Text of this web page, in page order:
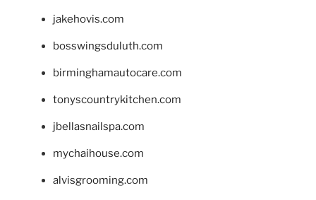
jakehovis.com
bosswingsduluth.com
birminghamautocare.com
tonyscountrykitchen.com
jbellasnailspa.com
mychaihouse.com
alvisgrooming.com